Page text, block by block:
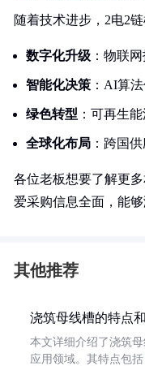
随着技术进步，2电2
数字化升级 ：物联
智能化决策 ：AI算
绿色转型 ：可再生
全球化布局 ：跨国
各位老板想要了解更
爱采购信息全面，能
其他推荐
浇筑母线槽的特点
本文详细介绍了浇筑
应用领域。其特点包括